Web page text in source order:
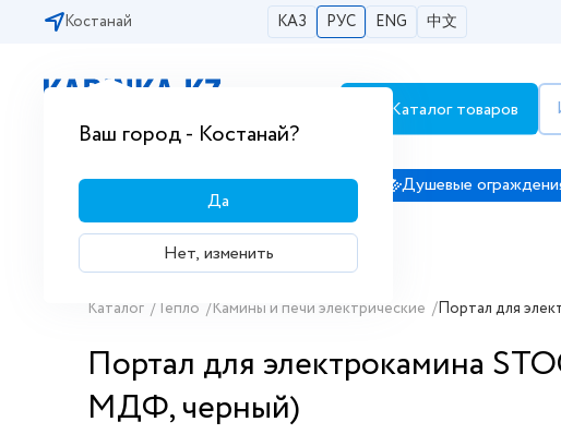
Костанай КАЗ РУС ENG 中文
Ваш город - Костанай?
Да
Нет, изменить
Бесплатная доставка по городам РК
Каталог товаров
Сантехника Душевые кабины Душевые
Каталог / Тепло /Камины и печи электрические /Портал для
Портал для электрокамина
МДФ, черный)